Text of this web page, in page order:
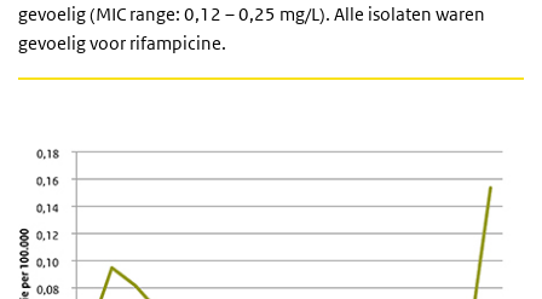
gevoelig (MIC range: 0,12 – 0,25 mg/L). Alle isolaten waren
gevoelig voor rifampicine.